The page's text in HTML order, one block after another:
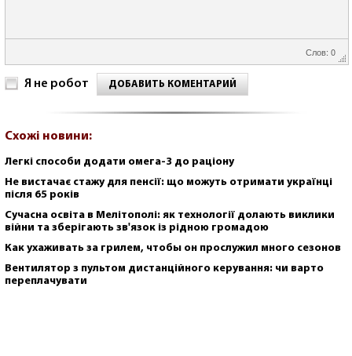
Слов: 0
Я не робот ДОБАВИТЬ КОМЕНТАРИЙ
Схожі новини:
Легкі способи додати омега-3 до раціону
Не вистачає стажу для пенсії: що можуть отримати українці
після 65 років
Сучасна освіта в Мелітополі: як технології долають виклики
війни та зберігають зв'язок із рідною громадою
Как ухаживать за грилем, чтобы он прослужил много сезонов
Вентилятор з пультом дистанційного керування: чи варто
переплачувати